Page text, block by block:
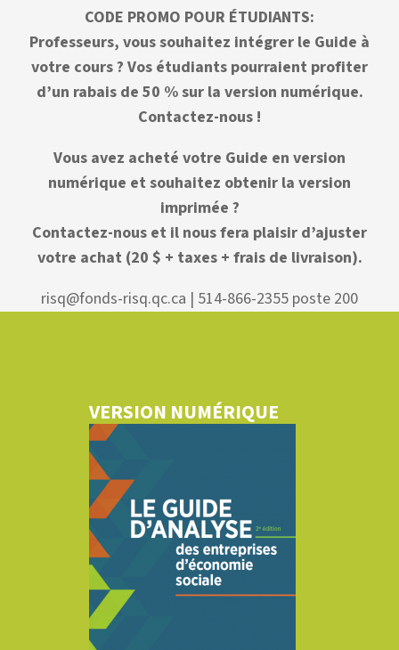
CODE PROMO POUR ÉTUDIANTS:
Professeurs, vous souhaitez intégrer le Guide à
votre cours ? Vos étudiants pourraient profiter
d’un rabais de 50 % sur la version numérique.
Contactez-nous !
Vous avez acheté votre Guide en version
numérique et souhaitez obtenir la version
imprimée ?
Contactez-nous et il nous fera plaisir d’ajuster
votre achat (20 $ + taxes + frais de livraison).
risq@fonds-risq.qc.ca | 514-866-2355 poste 200
VERSION NUMÉRIQUE